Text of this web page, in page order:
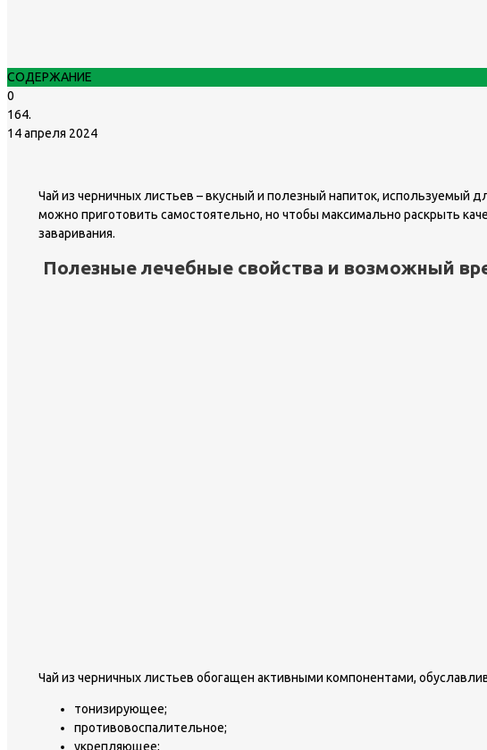
СОДЕРЖАНИЕ
0
164.
14 апреля 2024
Чай из черничных листьев – вкусный и полезный напиток, используемый
можно приготовить самостоятельно, но чтобы максимально раскрыть
заваривания.
Полезные лечебные свойства и возможный
Чай из черничных листьев обогащен активными компонентами,
тонизирующее;
противовоспалительное;
укрепляющее;